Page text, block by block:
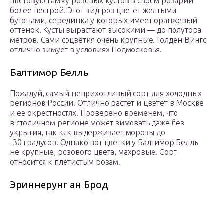
более пестрой. Этот вид роз цветет желтыми
бутонами, серединка у которых имеет оранжевый
оттенок. Кусты вырастают высокими — до полутора
метров. Сами соцветия очень крупные. Голден Вингс
отлично зимует в условиях Подмосковья.
Балтимор Белль
Пожалуй, самый неприхотливый сорт для холодных
регионов России. Отлично растет и цветет в Москве
и ее окрестностях. Проверено временем, что
в столичном регионе может зимовать даже без
укрытия, так как выдерживает морозы до
-30 градусов. Однако вот цветки у Балтимор Белль
не крупные, розового цвета, махровые. Сорт
относится к плетистым розам.
Эриннерунг ан Брод